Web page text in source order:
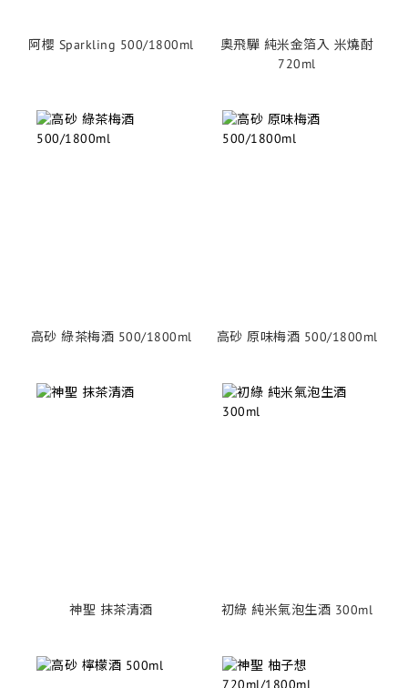
阿櫻 Sparkling 500/1800ml
奧飛驒 純米金箔入 米燒酎
720ml
高砂 綠茶梅酒 500/1800ml 高砂 原味梅酒 500/1800ml
神聖 抹茶清酒 初綠 純米氣泡生酒 300ml